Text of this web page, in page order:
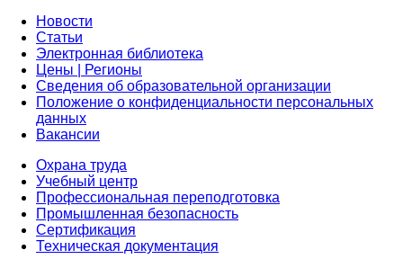
Новости
Статьи
Электронная библиотека
Цены | Регионы
Сведения об образовательной организации
Положение о конфиденциальности персональных
данных
Вакансии
Охрана труда
Учебный центр
Профессиональная переподготовка
Промышленная безопасность
Сертификация
Техническая документация